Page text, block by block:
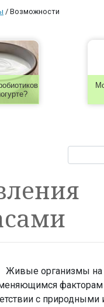
/ Возможности
Живые организмы на
с